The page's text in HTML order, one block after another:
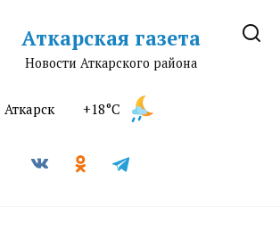
Аткарская газета
Новости Аткарского района
Аткарск +18°C